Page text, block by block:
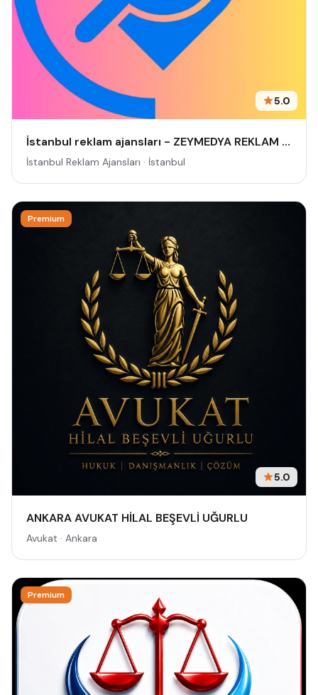
5.0
İstanbul reklam ajansları - ZEYMEDYA REKLAM AJANSI | İSTANBUL REKLAM VE SEO AJANSI, DİJİTAL PAZARLAMA AJANSI, SOSYAL MEDYA AJANSI, 360 REKLAM
İstanbul Reklam Ajansları · İstanbul
Premium
5.0
ANKARA AVUKAT HİLAL BEŞEVLİ UĞURLU
Avukat · Ankara
Premium